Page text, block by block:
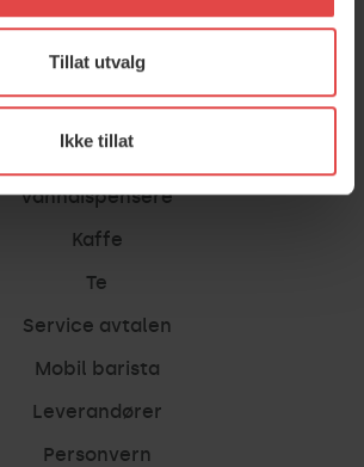
Tillat utvalg
Ikke tillat
Sider
Hjem
Kaffemaskin til bedrift
Vanndispensere
Kaffe
Te
Service avtalen
Mobil barista
Leverandører
Personvern